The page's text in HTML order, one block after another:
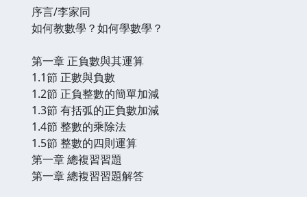
序言/李家同
如何教數學？如何學數學？
第一章 正負數與其運算
1.1節 正數與負數
1.2節 正負整數的簡單加減
1.3節 有括弧的正負數加減
1.4節 整數的乘除法
1.5節 整數的四則運算
第一章 總複習習題
第一章 總複習習題解答